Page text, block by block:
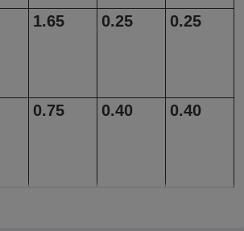
1.65 0.25 0.25
0.75 0.40 0.40